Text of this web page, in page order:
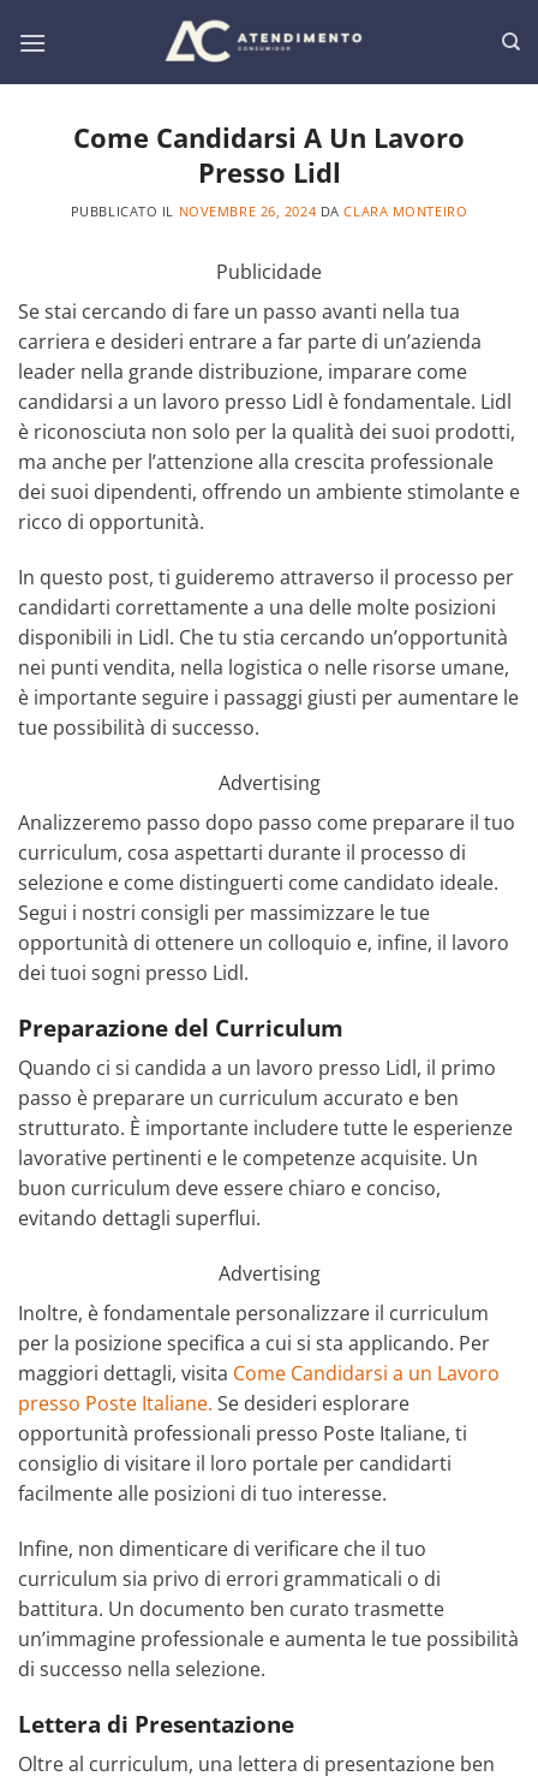
Come Candidarsi A Un Lavoro
Presso Lidl
PUBBLICATO IL NOVEMBRE 26, 2024 DACLARA MONTEIRO
Publicidade
Se stai cercando di fare un passo avanti nella tua
carriera e desideri entrare a far parte di un’azienda
leader nella grande distribuzione, imparare come
candidarsi a un lavoro presso Lidl è fondamentale. Lidl
è riconosciuta non solo per la qualità dei suoi prodotti,
ma anche per l’attenzione alla crescita professionale
dei suoi dipendenti, offrendo un ambiente stimolante e
ricco di opportunità.
In questo post, ti guideremo attraverso il processo per
candidarti correttamente a una delle molte posizioni
disponibili in Lidl. Che tu stia cercando un’opportunità
nei punti vendita, nella logistica o nelle risorse umane,
è importante seguire i passaggi giusti per aumentare le
tue possibilità di successo.
Advertising
Analizzeremo passo dopo passo come preparare il tuo
curriculum, cosa aspettarti durante il processo di
selezione e come distinguerti come candidato ideale.
Segui i nostri consigli per massimizzare le tue
opportunità di ottenere un colloquio e, infine, il lavoro
dei tuoi sogni presso Lidl.
Preparazione del Curriculum
Quando ci si candida a un lavoro presso Lidl, il primo
passo è preparare un curriculum accurato e ben
strutturato. È importante includere tutte le esperienze
lavorative pertinenti e le competenze acquisite. Un
buon curriculum deve essere chiaro e conciso,
evitando dettagli superflui.
Advertising
Inoltre, è fondamentale personalizzare il curriculum
per la posizione specifica a cui si sta applicando. Per
maggiori dettagli, visita Come Candidarsi a un Lavoro
presso Poste Italiane. Se desideri esplorare
opportunità professionali presso Poste Italiane, ti
consiglio di visitare il loro portale per candidarti
facilmente alle posizioni di tuo interesse.
Infine, non dimenticare di verificare che il tuo
curriculum sia privo di errori grammaticali o di
battitura. Un documento ben curato trasmette
un’immagine professionale e aumenta le tue possibilità
di successo nella selezione.
Lettera di Presentazione
Oltre al curriculum, una lettera di presentazione ben